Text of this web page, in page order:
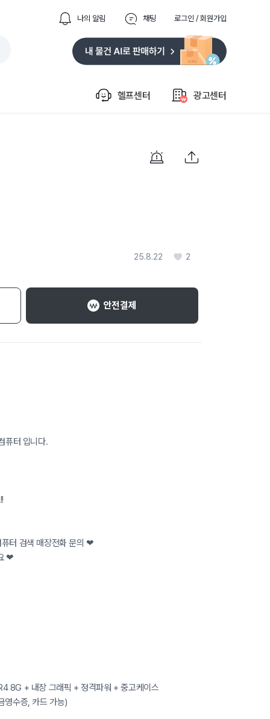
나의 알림 채팅 로그인 / 회원가입
헬프센터 광고센터
25.8.22 2
안전결제
퓨터 입니다.
터 검색 매장전화 문의 ❤
❤
8G + 내장 그래픽 + 정격파워 + 중고케이스
수증, 카드 가능)